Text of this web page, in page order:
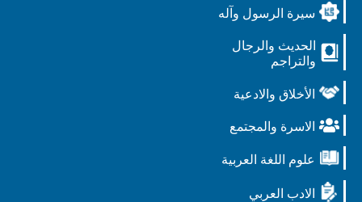
سيرة الرسول وآله
الحديث والرجال
والتراجم
الأخلاق والادعية
الاسرة والمجتمع
علوم اللغة العربية
الادب العربي